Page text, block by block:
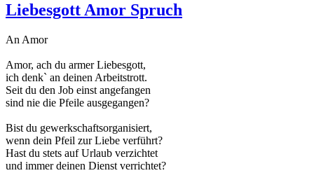
Liebesgott Amor Spruch
An Amor
Amor, ach du armer Liebesgott,
ich denk` an deinen Arbeitstrott.
Seit du den Job einst angefangen
sind nie die Pfeile ausgegangen?
Bist du gewerkschaftsorganisiert,
wenn dein Pfeil zur Liebe verführt?
Hast du stets auf Urlaub verzichtet
und immer deinen Dienst verrichtet?